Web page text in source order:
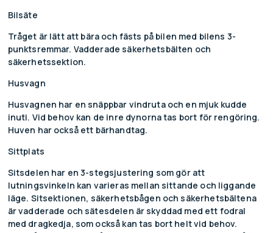
Bilsäte
Tråget är lätt att bära och fästs på bilen med bilens 3-
punktsremmar. Vadderade säkerhetsbälten och
säkerhetssektion.
Husvagn
Husvagnen har en snäppbar vindruta och en mjuk kudde
inuti. Vid behov kan de inre dynorna tas bort för rengöring.
Huven har också ett bärhandtag.
Sittplats
Sitsdelen har en 3-stegsjustering som gör att
lutningsvinkeln kan varieras mellan sittande och liggande
läge. Sitsektionen, säkerhetsbågen och säkerhetsbältena
är vadderade och sätesdelen är skyddad med ett fodral
med dragkedja, som också kan tas bort helt vid behov.